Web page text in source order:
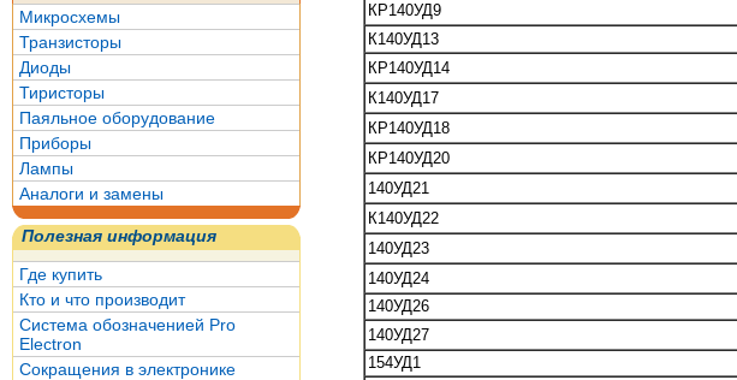
Микросхемы
Транзисторы
Диоды
Тиристоры
Паяльное оборудование
Приборы
Лампы
Аналоги и замены
Полезная информация
Где купить
Кто и что производит
Система обозначенией Pro
Electron
Сокращения в электронике
КР140УД9
К140УД13
КР140УД14
К140УД17
КР140УД18
КР140УД20
140УД21
К140УД22
140УД23
140УД24
140УД26
140УД27
154УД1